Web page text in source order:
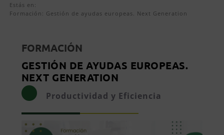
Estás en:
Formación: Gestión de ayudas europeas. Next Generation
FORMACIÓN
GESTIÓN DE AYUDAS EUROPEAS.
NEXT GENERATION
Productividad y Eficiencia